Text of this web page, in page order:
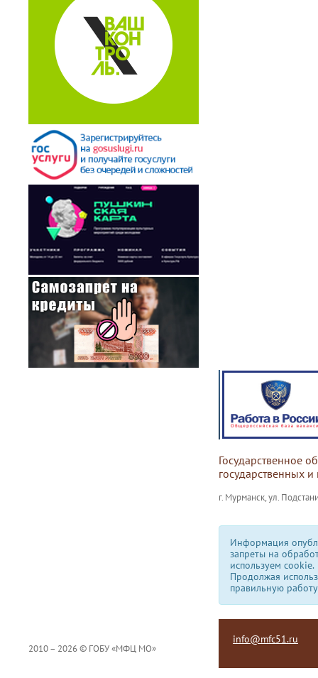
Государственное
государственных
г. Мурманск, ул.
Информация
запреты на
используем сookie.
Продолжая
правильную
2010 – 2026 © ГОБУ «МФЦ МО»
info@mfc51.ru